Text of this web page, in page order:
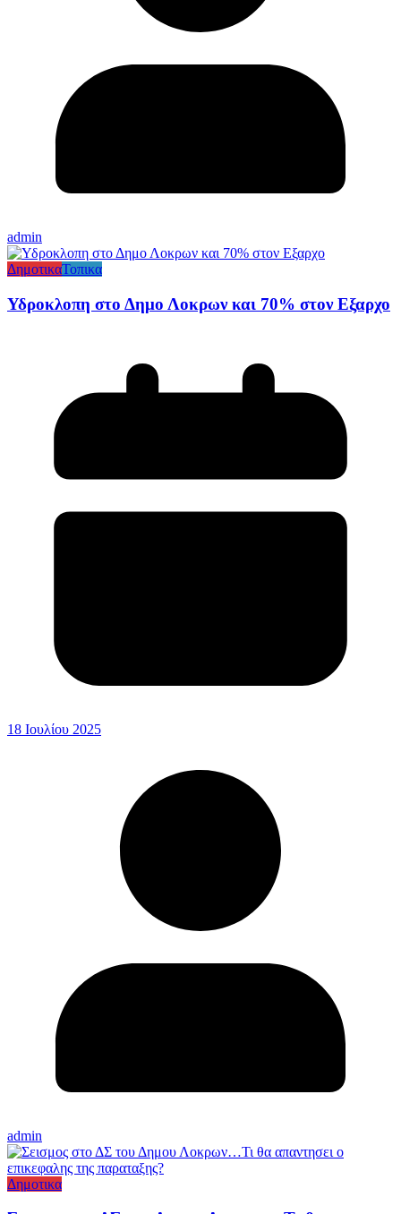
admin
ΔημοτικαΤοπικα
Υδροκλοπη στο Δημο Λοκρων και 70% στον Εξαρχο
18 Ιουλίου 2025
admin
Δημοτικα